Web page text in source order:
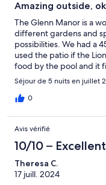
Amazing outside,
The Glenn Manor is a
different gardens and
possibilities. We had a
used the patio if the
food by the pool and it
and live, it is okay. The
ones actually have
up or it communicates
Most of the outside
house keeper Glen is
around. Sean, the
accommodating. For a
great. We had a
you plan to mostly be
Séjour de 5 nuits en juillet
0
Avis vérifié
10/10 – Excellent
Theresa C.
17 juill. 2024